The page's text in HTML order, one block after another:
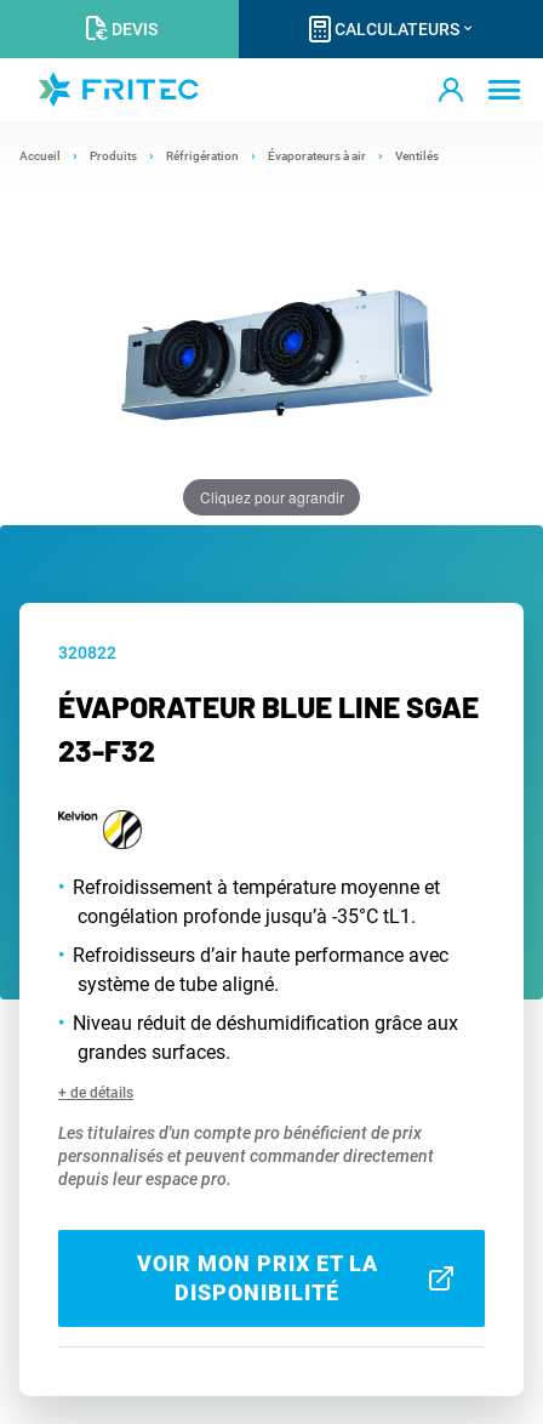
DEVIS CALCULATEURS
Accueil Produits Réfrigération Évaporateurs à air Ventilés
Cliquez pour agrandir
320822
ÉVAPORATEUR BLUE LINE SGAE
23-F32
Refroidissement à température moyenne et
congélation profonde jusqu’à -35°C tL1.
Refroidisseurs d’air haute performance avec
système de tube aligné.
Niveau réduit de déshumidification grâce aux
grandes surfaces.
+ de détails
Les titulaires d'un compte pro bénéficient de prix
personnalisés et peuvent commander directement
depuis leur espace pro.
VOIR MON PRIX ET LA
DISPONIBILITÉ